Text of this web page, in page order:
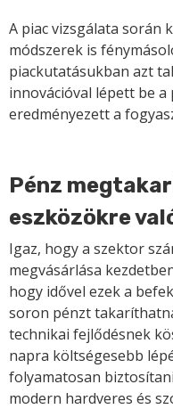
A piac vizsgálata során
módszerek is
piackutatásukban azt
innovációval lépett be
eredményezett a
Pénz
eszközökre
Igaz, hogy a szektor
megvásárlása
hogy idővel ezek a
soron pénzt
technikai fejlődésnek
napra költségesebb
folyamatosan
modern hardveres és